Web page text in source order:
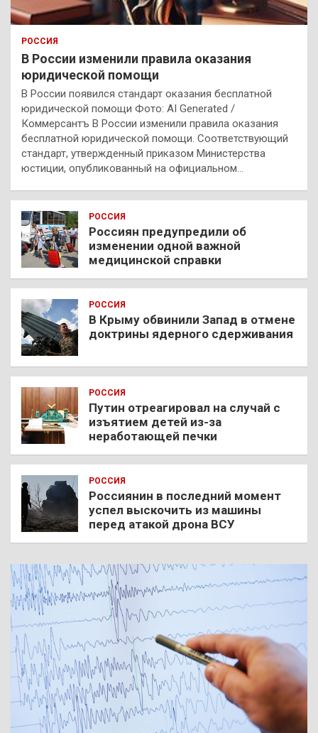
РОССИЯ
В России изменили правила оказания
юридической помощи
В России появился стандарт оказания бесплатной
юридической помощи Фото: AI Generated /
Коммерсантъ В России изменили правила оказания
бесплатной юридической помощи. Соответствующий
стандарт, утвержденный приказом Министерства
юстиции, опубликованный на официальном…
РОССИЯ
Россиян предупредили об
изменении одной важной
медицинской справки
РОССИЯ
В Крыму обвинили Запад в отмене
доктрины ядерного сдерживания
РОССИЯ
Путин отреагировал на случай с
изъятием детей из-за
неработающей печки
РОССИЯ
Россиянин в последний момент
успел выскочить из машины
перед атакой дрона ВСУ